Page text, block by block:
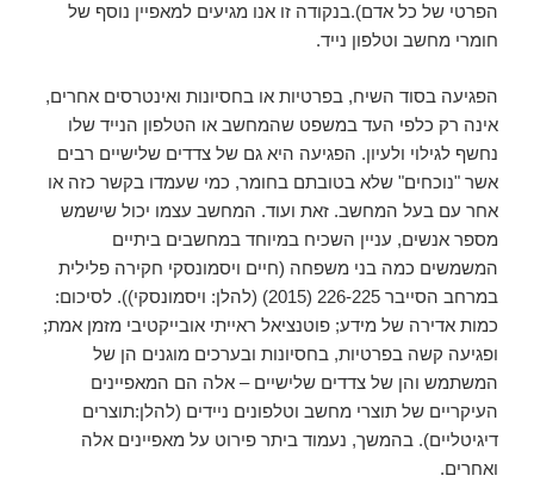
הפרטי של כל אדם).בנקודה זו אנו מגיעים למאפיין נוסף של
חומרי מחשב וטלפון נייד.
הפגיעה בסוד השיח, בפרטיות או בחסיונות ואינטרסים אחרים,
אינה רק כלפי העד במשפט שהמחשב או הטלפון הנייד שלו
נחשף לגילוי ולעיון. הפגיעה היא גם של צדדים שלישיים רבים
אשר "נוכחים" שלא בטובתם בחומר, כמי שעמדו בקשר כזה או
אחר עם בעל המחשב. זאת ועוד. המחשב עצמו יכול שישמש
מספר אנשים, עניין השכיח במיוחד במחשבים ביתיים
המשמשים כמה בני משפחה (חיים ויסמונסקי חקירה פלילית
במרחב הסייבר 226-225 (2015) (להלן: ויסמונסקי)). לסיכום:
כמות אדירה של מידע; פוטנציאל ראייתי אובייקטיבי מזמן אמת;
ופגיעה קשה בפרטיות, בחסיונות ובערכים מוגנים הן של
המשתמש והן של צדדים שלישיים – אלה הם המאפיינים
העיקריים של תוצרי מחשב וטלפונים ניידים (להלן:תוצרים
דיגיטליים). בהמשך, נעמוד ביתר פירוט על מאפיינים אלה
ואחרים.